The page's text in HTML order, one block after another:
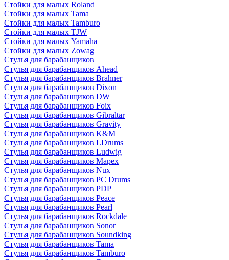
Стойки для малых Roland
Стойки для малых Tama
Стойки для малых Tamburo
Стойки для малых TJW
Стойки для малых Yamaha
Стойки для малых Zowag
Стулья для барабанщиков
Стулья для барабанщиков Ahead
Стулья для барабанщиков Brahner
Стулья для барабанщиков Dixon
Стулья для барабанщиков DW
Стулья для барабанщиков Foix
Стулья для барабанщиков Gibraltar
Стулья для барабанщиков Gravity
Стулья для барабанщиков K&M
Стулья для барабанщиков LDrums
Стулья для барабанщиков Ludwig
Стулья для барабанщиков Mapex
Стулья для барабанщиков Nux
Стулья для барабанщиков PC Drums
Стулья для барабанщиков PDP
Стулья для барабанщиков Peace
Стулья для барабанщиков Pearl
Стулья для барабанщиков Rockdale
Стулья для барабанщиков Sonor
Стулья для барабанщиков Soundking
Стулья для барабанщиков Tama
Стулья для барабанщиков Tamburo